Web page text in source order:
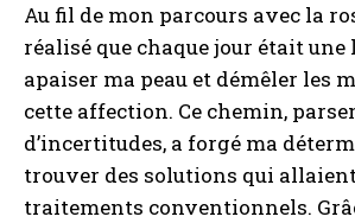
Au fil de mon parcours avec la
réalisé que chaque jour était une
apaiser ma peau et démêler les
cette affection. Ce chemin,
d’incertitudes, a forgé ma
trouver des solutions qui
traitements conventionnels.